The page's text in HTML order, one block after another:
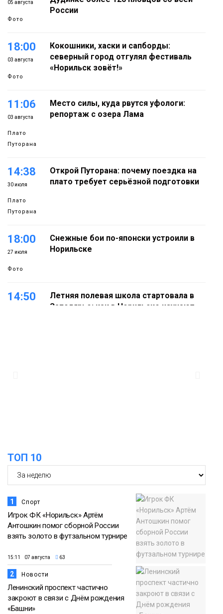
05 августа
Фото
России
18:00
03 августа
Фото
Кокошники, хаски и сапборды:
северный город отгулял фестиваль
«Норильск зовёт!»
11:06
03 августа
Плато
Путорана
Место силы, куда рвутся уфологи:
репортаж с озера Лама
14:38
30 июля
Плато
Путорана
Открой Путорана: почему поездка на
плато требует серьёзной подготовки
18:00
27 июля
Фото
Снежные бои по-японски устроили в
Норильске
14:50
Летняя полевая школа стартовала в
Заполярье: как в Норильске изучают
18:30
Фото
Заполярное лето в разгаре: Норильск
прогрелся до 29 градусов
ТОП 10
1 Спорт
Игрок ФК «Норильск» Артём
Антошкин помог сборной России
взять золото в футзальном турнире
15:11 07 августа 63
2 Новости
Ленинский проспект частично
закроют в связи с Днём рождения
«Башни»